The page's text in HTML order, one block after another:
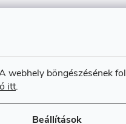
webhely böngészésének
itt.
Beállítások